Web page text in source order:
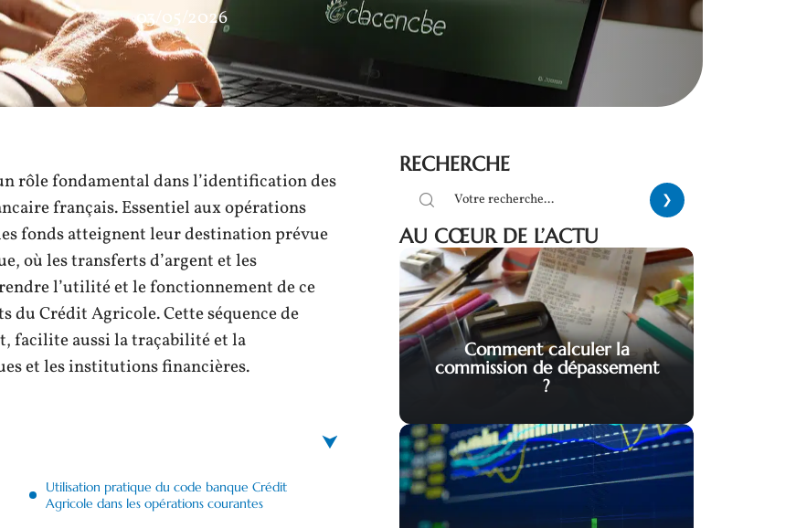
03/05/2026
rôle fondamental dans l’identification des
français. Essentiel aux opérations
fonds atteignent leur destination prévue
où les transferts d’argent et les
l’utilité et le fonctionnement de ce
du Crédit Agricole. Cette séquence de
facilite aussi la traçabilité et la
et les institutions financières.
Utilisation pratique du code banque Crédit
Agricole dans les opérations courantes
RECHERCHE
AU CŒUR DE L’ACTU
Comment calculer la
commission de dépassement
?